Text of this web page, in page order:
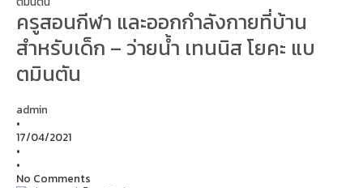
ครูสอนกีฬา และออกกำลังกายที่บ้าน
สำหรับเด็ก – ว่ายน้ำ เทนนิส โยคะ แบ
ตมินตัน
admin
•
17/04/2021
•
•
No Comments